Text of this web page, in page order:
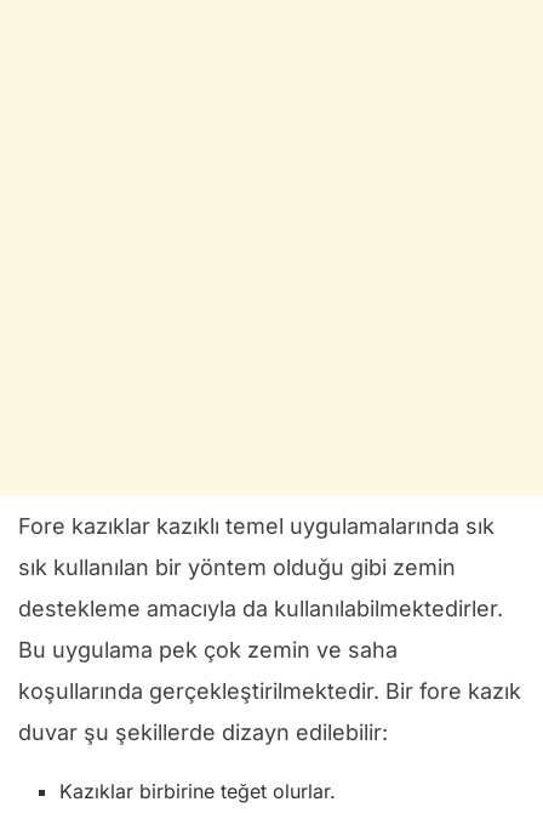
Fore kazıklar kazıklı temel uygulamalarında sık
sık kullanılan bir yöntem olduğu gibi zemin
destekleme amacıyla da kullanılabilmektedirler.
Bu uygulama pek çok zemin ve saha
koşullarında gerçekleştirilmektedir. Bir fore kazık
duvar şu şekillerde dizayn edilebilir:
Kazıklar birbirine teğet olurlar.